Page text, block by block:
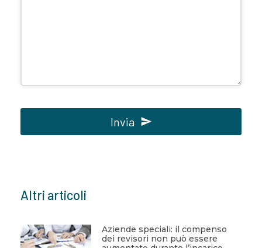
Invia
essere
vuoto
Altri articoli
Aziende speciali: il compenso
dei revisori non può essere